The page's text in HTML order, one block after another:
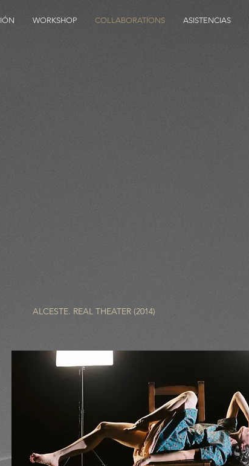
WORKSHOP COLLABORATIONS ASISTENCIAS
ALCESTE. REAL THEATER (2014)